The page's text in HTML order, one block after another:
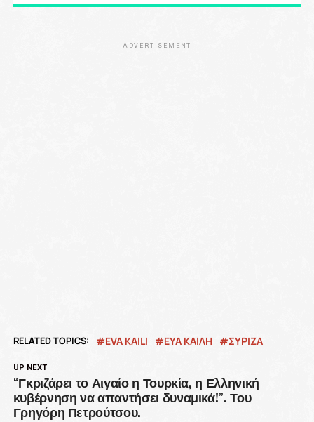
ADVERTISEMENT
RELATED TOPICS: EVA KAILI ΕΥΑ ΚΑΙΛΗ ΣΥΡΙΖΑ
UP NEXT
“Γκριζάρει το Αιγαίο η Τουρκία, η Ελληνική
κυβέρνηση να απαντήσει δυναμικά!”. Του
Γρηγόρη Πετρούτσου.